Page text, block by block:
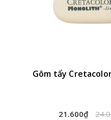
Gôm tẩy
21.600₫